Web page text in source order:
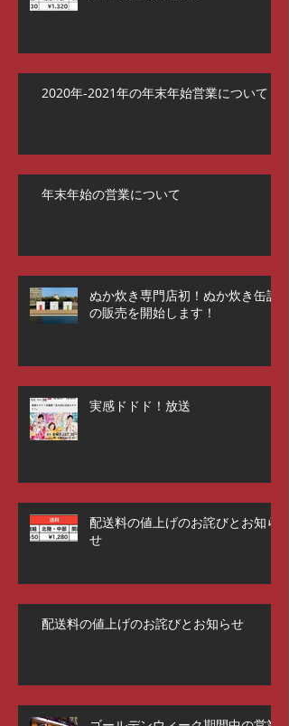
2020年-2021年の年末年始営業について
年末年始の営業について
ぬか炊き専門店初！ぬか炊き缶詰
の販売を開始します！
実感ドドド！放送
配送料の値上げのお詫びとお知ら
せ
配送料の値上げのお詫びとお知らせ